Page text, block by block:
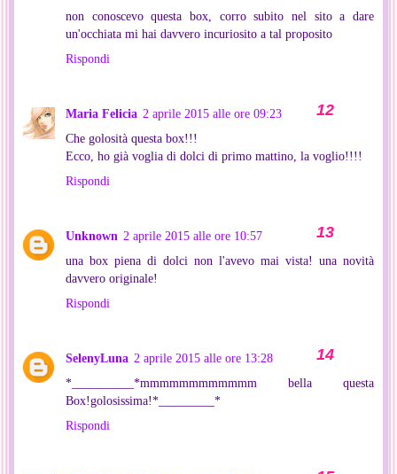
non conoscevo questa box, corro subito nel sito a dare
un'occhiata mi hai davvero incuriosito a tal proposito
Rispondi
Maria Felicia 2 aprile 2015 alle ore 09:23
Che golosità questa box!!!
Ecco, ho già voglia di dolci di primo mattino, la voglio!!!!
Rispondi
Unknown 2 aprile 2015 alle ore 10:57
una box piena di dolci non l'avevo mai vista! una novità
davvero originale!
Rispondi
SelenyLuna 2 aprile 2015 alle ore 13:28
*__________*mmmmmmmmmmmm bella questa
Box!golosissima!*_________*
Rispondi